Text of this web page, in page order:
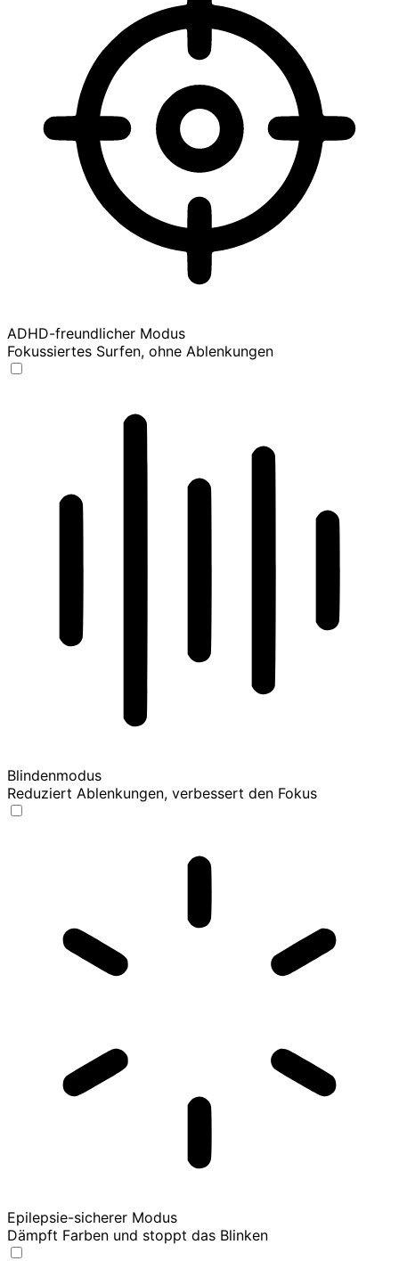
ADHD-freundlicher Modus
Fokussiertes Surfen, ohne Ablenkungen
Blindenmodus
Reduziert Ablenkungen, verbessert den Fokus
Epilepsie-sicherer Modus
Dämpft Farben und stoppt das Blinken